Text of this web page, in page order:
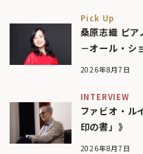
Pick Up
桑原志織 ピア
－オール・シ
2026年8月7日
INTERVIEW
ファビオ・ル
印の書」》
2026年8月7日